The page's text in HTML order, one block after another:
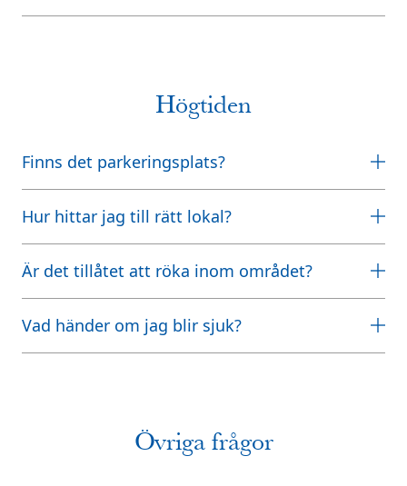
Högtiden
Finns det parkeringsplats?
Hur hittar jag till rätt lokal?
Är det tillåtet att röka inom området?
Vad händer om jag blir sjuk?
Övriga frågor